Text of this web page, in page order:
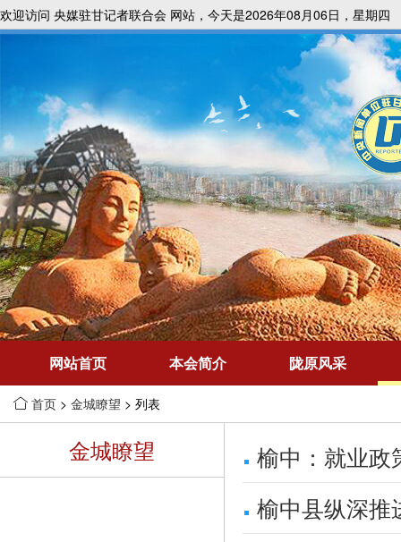
欢迎访问 央媒驻甘记者联合会 网站，今天是2026年08月06日，星期四
网站首页 本会简介 陇原风采
 首页 > 金城瞭望 > 列表
金城瞭望
榆中：就业政
榆中县纵深推